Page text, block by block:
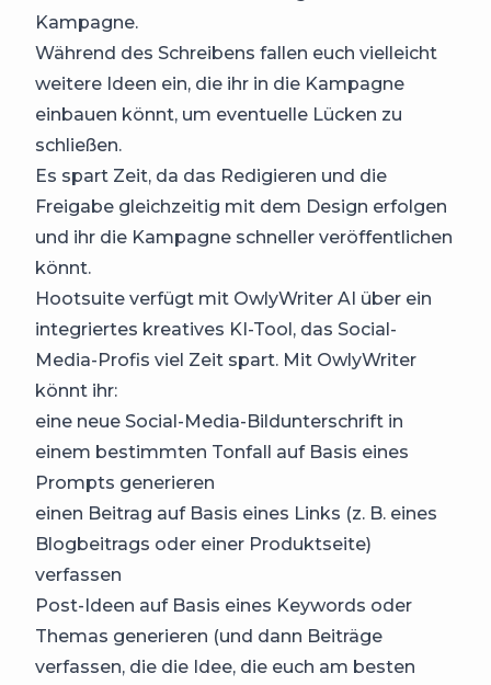
Kampagne.
Während des Schreibens fallen euch vielleicht
weitere Ideen ein, die ihr in die Kampagne
einbauen könnt, um eventuelle Lücken zu
schließen.
Es spart Zeit, da das Redigieren und die
Freigabe gleichzeitig mit dem Design erfolgen
und ihr die Kampagne schneller veröffentlichen
könnt.
Hootsuite verfügt mit OwlyWriter AI über ein
integriertes kreatives KI-Tool, das Social-
Media-Profis viel Zeit spart. Mit OwlyWriter
könnt ihr:
eine neue Social-Media-Bildunterschrift in
einem bestimmten Tonfall auf Basis eines
Prompts generieren
einen Beitrag auf Basis eines Links (z. B. eines
Blogbeitrags oder einer Produktseite)
verfassen
Post-Ideen auf Basis eines Keywords oder
Themas generieren (und dann Beiträge
verfassen, die die Idee, die euch am besten